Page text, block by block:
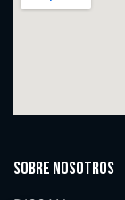
Sobre nosotros